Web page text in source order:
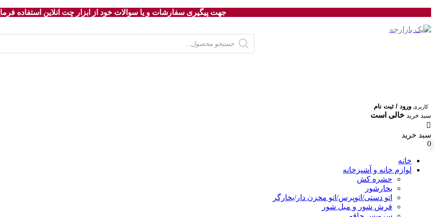
جهت پیگیری سفارشات و یا سوالات خود از ابزار چت انلاین استفاده
Products
search
کاربری ورود / ثبت نام
سبد خرید خالی است
سبد خرید
0
خانه
لوازم خانه و آشپزخانه
حشره کش
بخارشور
اتو دستی/اتوپرس/اتو مخزن دار/بخارگر
فرش شور و مبل شور